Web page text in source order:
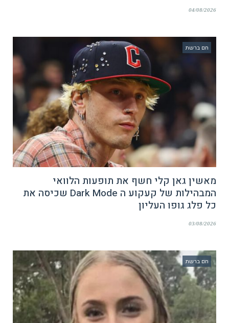
04/08/2026
חם ברשת
מאשין גאן קלי חשף את תופעות הלוואי
המבהילות של קעקוע ה Dark Mode שכיסה את
כל פלג גופו העליון
03/08/2026
חם ברשת